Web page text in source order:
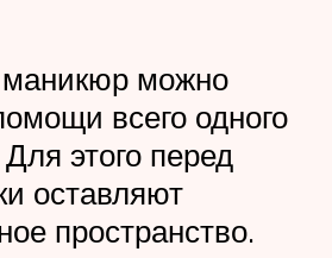
можно
всего одного
этого перед
оставляют
пространство.